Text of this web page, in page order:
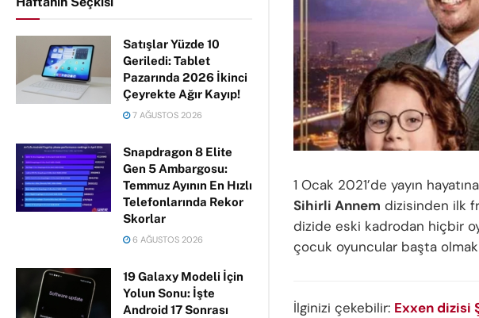
Satışlar Yüzde 10
Geriledi: Tablet
Pazarında 2026 İkinci
Çeyrekte Ağır Kayıp!
7 AĞUSTOS 2026
Snapdragon 8 Elite
Gen 5 Ambargosu:
Temmuz Ayının En Hızlı
Telefonlarında Rekor
Skorlar
6 AĞUSTOS 2026
19 Galaxy Modeli İçin
Yolun Sonu: İşte
Android 17 Sonrası
1 Ocak 2021’de yayın
Sihirli Annem dizisinden ilk
dizide eski kadrodan hiçbir
çocuk oyuncular başta
İlginizi çekebilir: Exxen dizisi